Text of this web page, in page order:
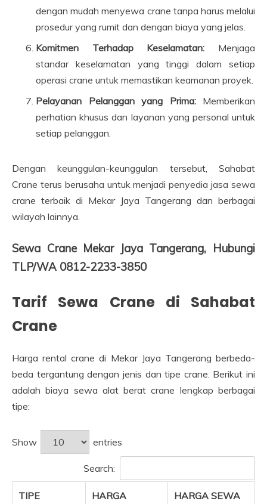
dengan mudah menyewa crane tanpa harus melalui
prosedur yang rumit dan dengan biaya yang jelas.
Komitmen Terhadap Keselamatan: Menjaga
standar keselamatan yang tinggi dalam setiap
operasi crane untuk memastikan keamanan proyek.
Pelayanan Pelanggan yang Prima:Memberikan
perhatian khusus dan layanan yang personal untuk
setiap pelanggan.
Dengan keunggulan-keunggulan tersebut, Sahabat
Crane terus berusaha untuk menjadi penyedia jasa sewa
crane terbaik di Mekar Jaya Tangerang dan berbagai
wilayah lainnya.
Sewa Crane Mekar Jaya Tangerang, Hubungi
TLP/WA 0812-2233-3850
Tarif Sewa Crane di Sahabat
Crane
Harga rental crane di Mekar Jaya Tangerang berbeda-
beda tergantung dengan jenis dan tipe crane. Berikut ini
adalah biaya sewa alat berat crane lengkap berbagai
tipe:
Show entries
Search:
TIPE
HARGA
HARGA SEWA